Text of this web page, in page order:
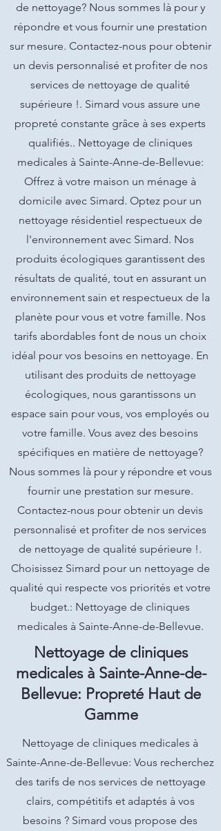
de nettoyage? Nous sommes là pour y
répondre et vous fournir une prestation
sur mesure. Contactez-nous pour obtenir
un devis personnalisé et profiter de nos
services de nettoyage de qualité
supérieure !. Simard vous assure une
propreté constante grâce à ses experts
qualifiés.. Nettoyage de cliniques
medicales à Sainte-Anne-de-Bellevue:
Offrez à votre maison un ménage à
domicile avec Simard. Optez pour un
nettoyage résidentiel respectueux de
l'environnement avec Simard. Nos
produits écologiques garantissent des
résultats de qualité, tout en assurant un
environnement sain et respectueux de la
planète pour vous et votre famille. Nos
tarifs abordables font de nous un choix
idéal pour vos besoins en nettoyage. En
utilisant des produits de nettoyage
écologiques, nous garantissons un
espace sain pour vous, vos employés ou
votre famille. Vous avez des besoins
spécifiques en matière de nettoyage?
Nous sommes là pour y répondre et vous
fournir une prestation sur mesure.
Contactez-nous pour obtenir un devis
personnalisé et profiter de nos services
de nettoyage de qualité supérieure !.
Choisissez Simard pour un nettoyage de
qualité qui respecte vos priorités et votre
budget.: Nettoyage de cliniques
medicales à Sainte-Anne-de-Bellevue.
Nettoyage de cliniques
medicales à Sainte-Anne-de-
Bellevue: Propreté Haut de
Gamme
Nettoyage de cliniques medicales à
Sainte-Anne-de-Bellevue: Vous recherchez
des tarifs de nos services de nettoyage
clairs, compétitifs et adaptés à vos
besoins ? Simard vous propose des